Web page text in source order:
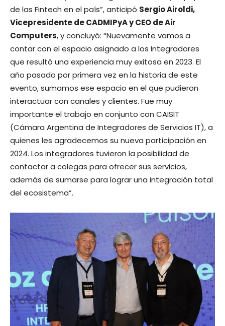
de las Fintech en el país”, anticipó Sergio Airoldi,
Vicepresidente de CADMIPyA y CEO de Air
Computers, y concluyó: “Nuevamente vamos a
contar con el espacio asignado a los Integradores
que resultó una experiencia muy exitosa en 2023. El
año pasado por primera vez en la historia de este
evento, sumamos ese espacio en el que pudieron
interactuar con canales y clientes. Fue muy
importante el trabajo en conjunto con CAISIT
(Cámara Argentina de Integradores de Servicios IT), a
quienes les agradecemos su nueva participación en
2024. Los integradores tuvieron la posibilidad de
contactar a colegas para ofrecer sus servicios,
además de sumarse para lograr una integración total
del ecosistema”.